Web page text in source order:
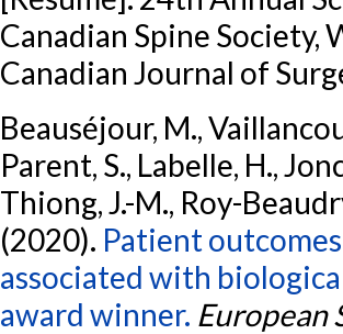
Canadian Spine Society,
Canadian Journal of
Beauséjour, M.,
Parent, S., Labelle, H.,
Thiong, J.-M., Roy-
(2020). Patient
associated with
award winner. European